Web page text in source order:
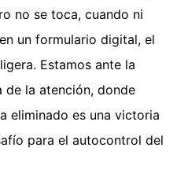
no se toca, cuando ni
un formulario digital, el
Estamos ante la
de la atención, donde
eliminado es una victoria
para el autocontrol del